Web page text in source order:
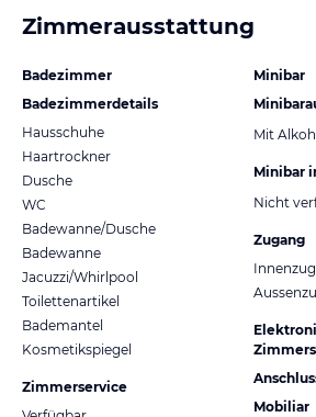
Zimmerausstattung
Badezimmer
Badezimmerdetails
Hausschuhe
Haartrockner
Dusche
WC
Badewanne/Dusche
Badewanne
Jacuzzi/Whirlpool
Toilettenartikel
Bademantel
Kosmetikspiegel
Zimmerservice
Minibar
Mit
Minibar
Nicht
Zugang
Mobiliar